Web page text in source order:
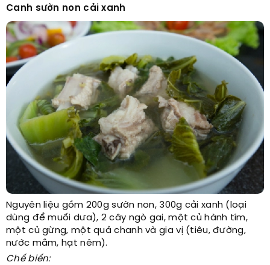
Canh sườn non cải xanh
Nguyên liệu gồm 200g sườn non, 300g cải xanh (loại
dùng để muối dưa), 2 cây ngò gai, một củ hành tím,
một củ gừng, một quả chanh và gia vị (tiêu, đường,
nước mắm, hạt nêm).
Chế biến: